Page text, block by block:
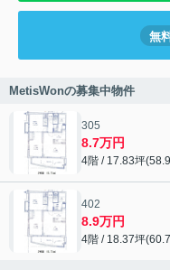
無
MetisWonの募集中物件
305
8.7万円
4階 / 17.83坪
402
8.9万円
4階 / 18.37坪